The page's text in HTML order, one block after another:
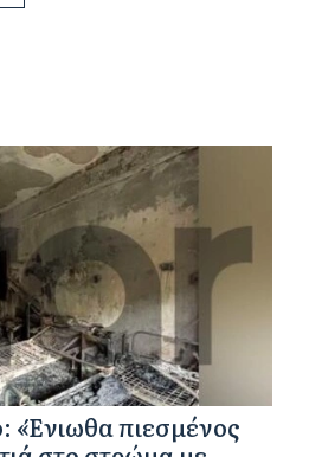
«Ένιωθα πιεσμένος